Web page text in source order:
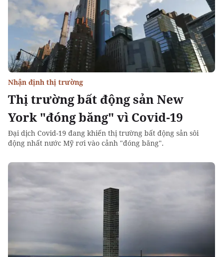
Thị trường bất động sản New
York "đóng băng" vì Covid-19
Nhận định thị trường
Đại dịch Covid-19 đang khiến thị trường bất động sản sôi
động nhất nước Mỹ rơi vào cảnh "đóng băng".